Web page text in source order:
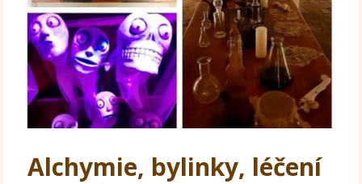
Alchymie, bylinky, léčení